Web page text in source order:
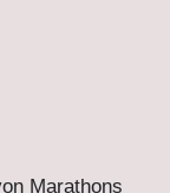
Marathons